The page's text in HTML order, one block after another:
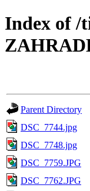
Index of /
Parent Directory
DSC_7744.jpg
DSC_7748.jpg
DSC_7759.JPG
DSC_7762.JPG